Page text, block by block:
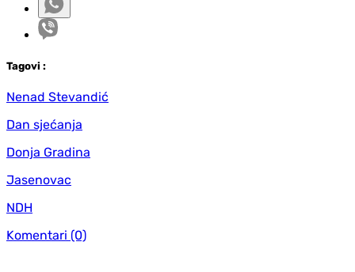
Tagovi :
Nenad Stevandić
Dan sjećanja
Donja Gradina
Jasenovac
NDH
Komentari (0)